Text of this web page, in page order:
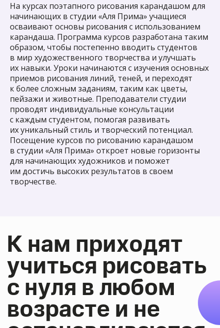
На курсах поэтапного рисования карандашом для
начинающих в студии «Аля Прима» учащиеся
осваивают основы рисования с использованием
карандаша. Программа курсов разработана таким
образом, чтобы постепенно вводить студентов
в мир художественного творчества и улучшать
их навыки. Уроки начинаются с изучения основных
приемов рисования линий, теней, и переходят
к более сложным заданиям, таким как цветы,
пейзажи и животные. Преподаватели студии
проводят индивидуальные консультации
с каждым студентом, помогая развивать
их уникальный стиль и творческий потенциал.
Посещение курсов по рисованию карандашом
в студии «Аля Прима» откроет новые горизонты
для начинающих художников и поможет
им достичь высоких результатов в своем
творчестве.
Мы регулярнопроводим
выставкиработ наших
учеников
Выбрать курс
образованием и большим
опытом работы